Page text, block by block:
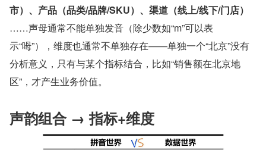
市）、产品（品类/品牌/SKU）、渠道（线上/线下/门店）
……声母通常不能单独发音（除少数如“m”可以表
示“呣”），维度也通常不单独存在——单独一个“北京”没有
分析意义，只有与某个指标结合，比如“销售额在北京地
区”，才产生业务价值。
声韵组合 → 指标+维度